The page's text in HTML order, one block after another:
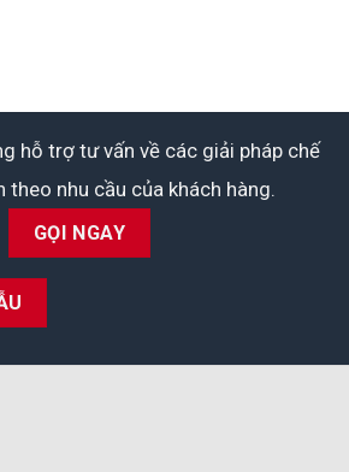
hỗ trợ tư vấn về các giải pháp chế
theo nhu cầu của khách hàng.
GỌI NGAY